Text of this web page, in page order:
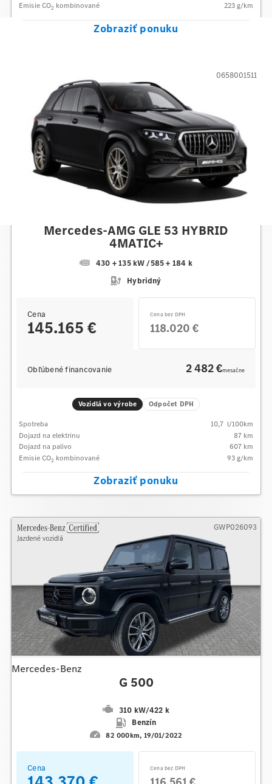
Emisie CO2 kombinované 223g/km
Zobraziť ponuku
Mercedes-AMG GLE 53 HYBRID
4MATIC+
430 + 135 kW/585 + 184 k
Hybridný
0658001511
Cena
145.165 €
Cena bez DPH
118.020 €
Obľúbené financovanie 2 482 €mesačne
Vozidlá vo výrobe Odpočet DPH
Spotreba 10,7 l/100km
Dojazd na elektrinu
87 km
Dojazd na palivo
607 km
Emisie CO2 kombinované 93 g/km
Zobraziť ponuku
Mercedes-Benz
G 500
310 kW/422 k
Benzín
82 000km 19/01/2022
GWP026093
Cena Cena bez DPH